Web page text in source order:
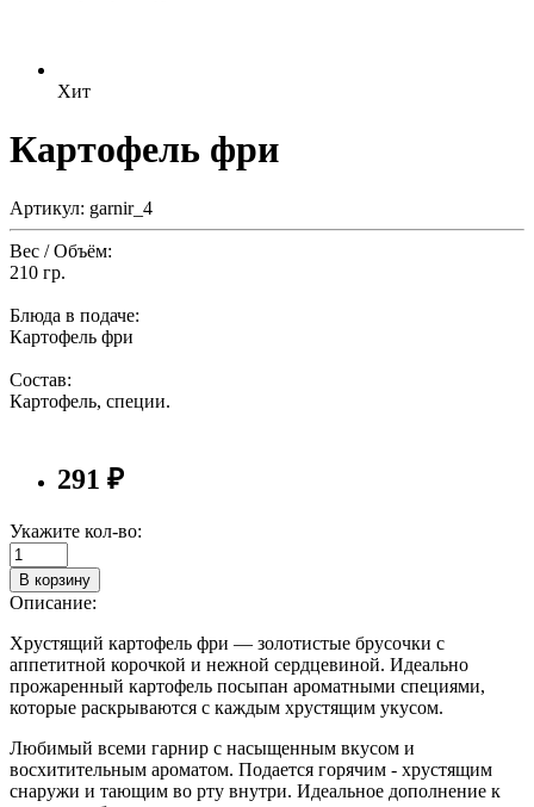
Хит
Картофель фри
Артикул: garnir_4
Вес / Объём:
210 гр.
Блюда в подаче:
Картофель фри
Состав:
Картофель, специи.
291 ₽
Укажите кол-во:
В корзину
Описание:
Хрустящий картофель фри — золотистые брусочки с
аппетитной корочкой и нежной сердцевиной. Идеально
прожаренный картофель посыпан ароматными специями,
которые раскрываются с каждым хрустящим укусом.
Любимый всеми гарнир с насыщенным вкусом и
восхитительным ароматом. Подается горячим - хрустящим
снаружи и тающим во рту внутри. Идеальное дополнение к